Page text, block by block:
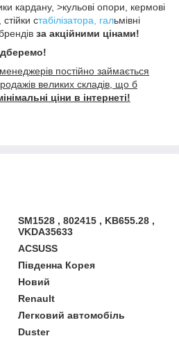
кардану, >кульові опори, кермові
стабілізатора, гальмівні
за акційними цінами!
постійно займається
великих складів, що б
ціни в інтернеті!
SM1528 , 802415 , KB655.28 ,
VKDA35633
ACSUSS
Південна Корея
Новий
Renault
Легковий автомобіль
Duster